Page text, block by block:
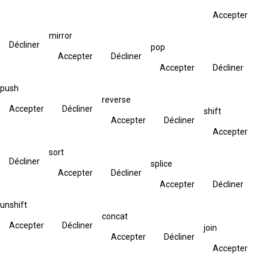
Accepter
Décliner
mirror
Accepter Décliner
pop
Accepter Décliner
push
Accepter Décliner
reverse
Accepter Décliner
shift
Accepter
Décliner
sort
Accepter Décliner
splice
Accepter Décliner
unshift
Accepter Décliner
concat
Accepter Décliner
join
Accepter